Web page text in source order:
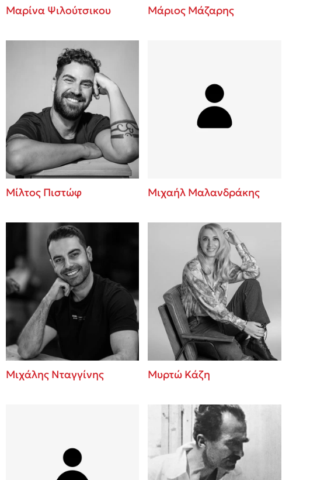
Μαρίνα Ψιλούτσικου Μάριος Μάζαρης
Μίλτος Πιστώφ Μιχαήλ Μαλανδράκης
Μιχάλης Νταγγίνης Μυρτώ Κάζη